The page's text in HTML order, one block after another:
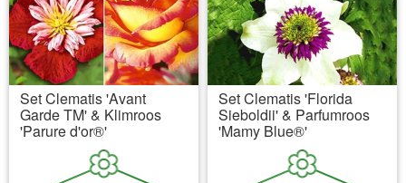
Set Clematis 'Avant
Garde TM' & Klimroos
'Parure d'or®'
Set Clematis 'Florida
Sieboldii' & Parfumroos
'Mamy Blue®'